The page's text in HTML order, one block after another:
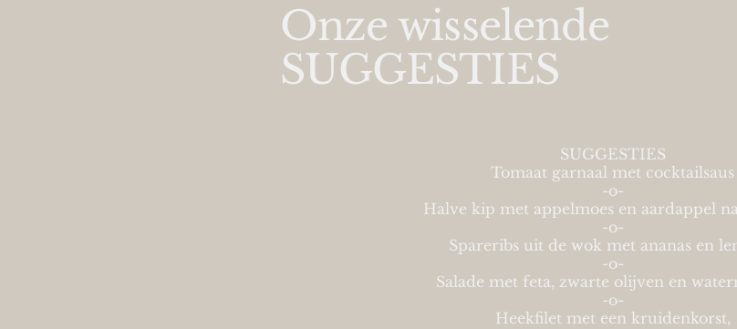
Onze wisselende
SUGGESTIES
SUGGESTIES
Tomaat garnaal met cocktailsaus
-o-
Halve kip met appelmoes en aardappel
-o-
Spareribs uit de wok met ananas en
-o-
Salade met feta, zwarte olijven en
-o-
Heekfilet met een kruidenkorst,